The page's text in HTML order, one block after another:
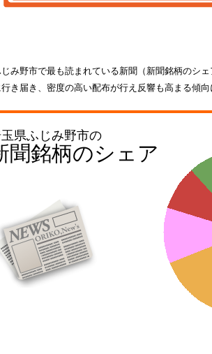
み野市で最も読まれている新聞（新聞銘柄のシ
き届き、密度の高い配布が行え反響も高まる傾向
県ふじみ野市の
聞銘柄のシェア